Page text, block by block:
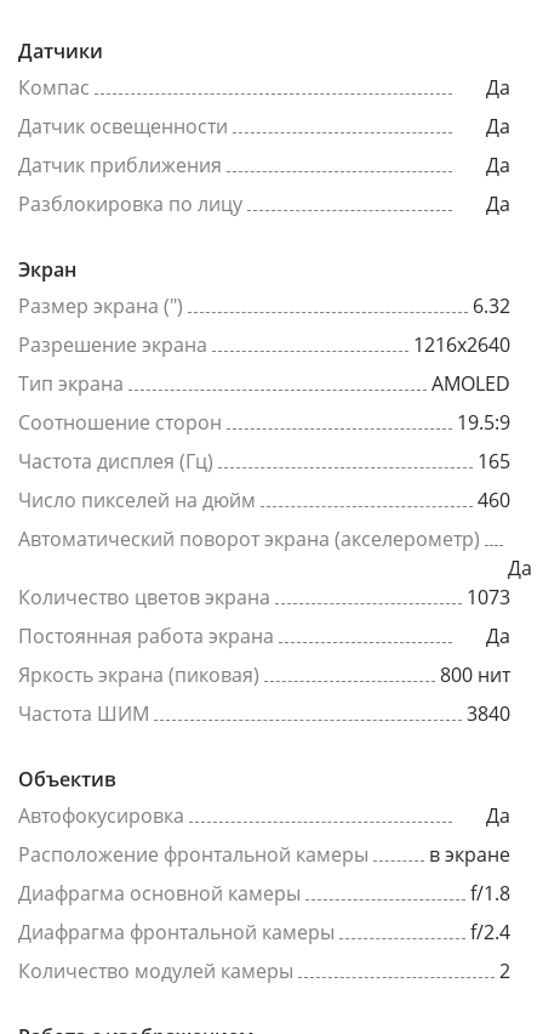
Датчики
Компас
Да
Датчик освещенности
Да
Датчик приближения
Да
Разблокировка по лицу
Да
Экран
Размер экрана (")
6.32
Разрешение экрана
1216x2640
Тип экрана
AMOLED
Соотношение сторон
19.5:9
Частота дисплея (Гц)
165
Число пикселей на дюйм
460
Автоматический поворот экрана (акселерометр)
Да
Количество цветов экрана
1073
Постоянная работа экрана
Да
Яркость экрана (пиковая)
800 нит
Частота ШИМ
3840
Объектив
Автофокусировка
Да
Расположение фронтальной камеры
в экране
Диафрагма основной камеры
f/1.8
Диафрагма фронтальной камеры
f/2.4
Количество модулей камеры
2